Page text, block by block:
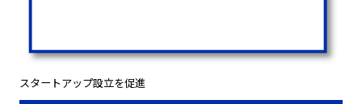
スタートアップ設立を促進